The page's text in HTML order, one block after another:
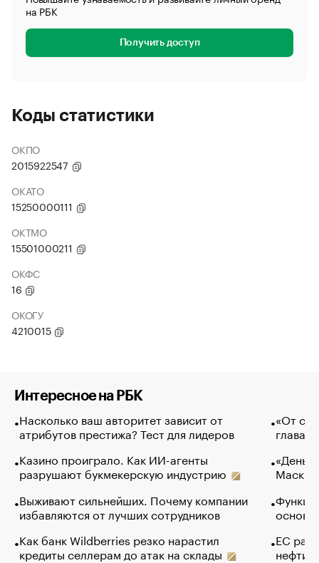
на РБК
Получить доступ
Коды статистики
ОКПО
2015922547
ОКАТО
15250000111
ОКТМО
15501000211
ОКФС
16
ОКОГУ
4210015
Интересное на РБК
Насколько ваш авторитет зависит от
атрибутов престижа? Тест для лидеров
Казино проиграло. Как ИИ-агенты
разрушают букмекерскую индустрию
Выживают сильнейших. Почему компании
избавляются от лучших сотрудников
Как банк Wildberries резко нарастил
кредиты селлерам до атак на склады
«От
глава
Маск в
основ
ЕС
нефти